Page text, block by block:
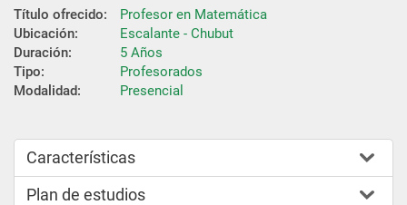
Título ofrecido:
Profesor en Matemática
Ubicación:
Escalante - Chubut
Duración:
5 Años
Tipo:
Profesorados
Modalidad:
Presencial
Características
Plan de estudios